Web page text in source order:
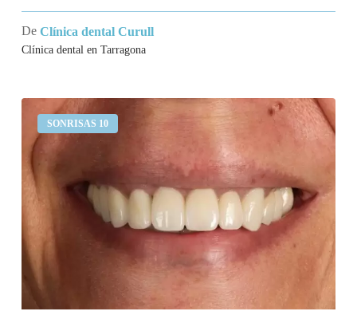
De Clínica dental Curull
Clínica dental en Tarragona
SONRISAS 10
sangran
las
encías
me
gusta
estética